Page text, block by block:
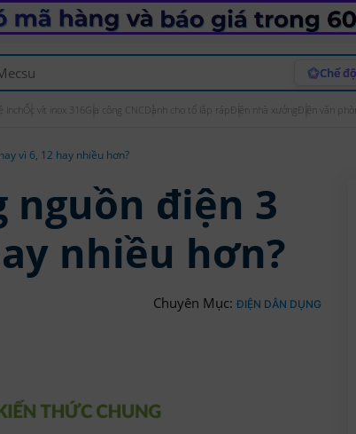
Chế
inch Ốc vít inox 316 Gia công CNC Dành cho tổ lắp ráp Điện nhà xưởngĐiện văn
vì 6, 12 hay nhiều hơn?
nguồn điện 3
nhiều hơn?
Chuyên Mục:ĐIỆN DÂN DỤNG